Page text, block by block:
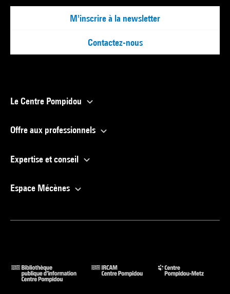
M'inscrire à la newsletter
Contactez-nous
Le Centre Pompidou
Offre aux professionnels
Expertise et conseil
Espace Mécènes